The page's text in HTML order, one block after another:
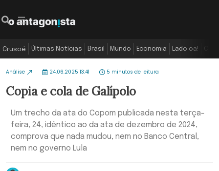
Crusoé Últimas Notícias Brasil Mundo Economia Lado oa!
Análise 24.06.2025 13:41 5 minutos de leitura
Copia e cola de Galípolo
Um trecho da ata do Copom publicada nesta terça-
feira, 24, idêntico ao da ata de dezembro de 2024,
comprova que nada mudou, nem no Banco Central,
nem no governo Lula